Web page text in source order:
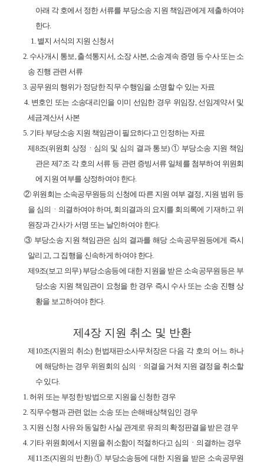
아래 각 호에서 정한 서류를 부당소송 지원 책임관에게 제출하여야
한다.
1. 별지 서식의 지원 신청서
2. 수사개시 통보,출석통지서, 소장 사본, 소송계속 증명 등 수사 또는 소
송 진행 관련 서류
3. 공무원의 행위가 정당한 직무 수행임을 소명할 수 있는 자료
4. 변호인 또는 소송대리인을 이미 선임한 경우 위임장, 선임계약서 및
세금계산서 사본
5. 기타 부당소송 지원 책임관이 필요하다고 인정하는 자료
제8조(위원회 상정 ㆍ 심의 및 심의 결과 통보) ① 부당소송 지원 책임
관은 제7조 각 호의 서류 등 관련 증빙서류 일체를 첨부하여 위원회
에 지원 여부를 상정하여야 한다.
② 위원회는 소속공무원등의 신청에 따른 지원 여부 결정, 지원 범위 등
을 심의 ㆍ 의결하여야 하며, 회의결과의 요지를 회의록에 기재하고 위
원장과 간사가 서명 또는 날인하여야 한다.
③ 부당소송 지원 책임관은 심의 결과를 해당 소속공무원등에게 즉시
알리고, 그 집행을 신속하게 하여야 한다.
제9조(보고 의무) 부당소송등에 대한 지원을 받은 소속공무원등은 부
당소송 지원 책임관이 요청을 한 경우 즉시 수사 또는 소송 진행 상
황을 보고하여야 한다.
제 4장 지원 취소 및 반환
제 10조(지원의 취소) 헌법재판소사무처장은 다음 각 호의 어느 하나
에 해당하는 경우 위원회의 심의 ㆍ 의결을 거쳐 지원 결정을 취소할
수 있다.
1.허위 또는 부정한 방법으로 지원을 신청한 경우
2. 직무수행과 관련 없는 소송 또는 손해배상책임인 경우
3. 지원 신청 사유와 동일한 사실 관계로 유죄의 확정판결을 받은 경우
4. 기타 위원회에서 지원을 취소함이 적절하다고 심의 ㆍ 의결하는 경우
제 11조(지원의 반환)① 부당소송등에 대한 지원을 받은 소속공무원